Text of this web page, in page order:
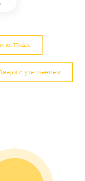
коттедж
с утеплением